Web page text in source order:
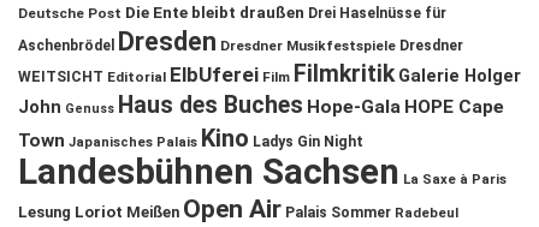
Deutsche Post Die Ente bleibt draußen Drei Haselnüsse für
Aschenbrödel
Dresden Dresdner Musikfestspiele Dresdner
WEITSICHT Editorial ElbUferei Film Filmkritik Galerie Holger
John Genuss Haus des Buches Hope-Gala HOPE Cape
Town Japanisches Palais Kino Ladys Gin Night
Landesbühnen Sachsen La Saxe à Paris
Lesung Loriot Meißen Open Air Palais Sommer Radebeul